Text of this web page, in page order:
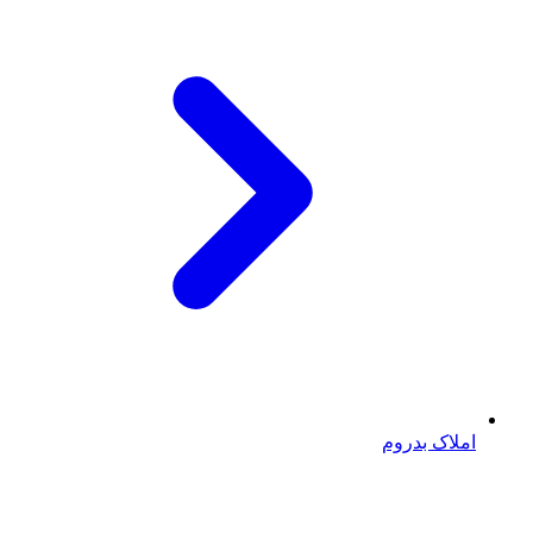
املاک بدروم